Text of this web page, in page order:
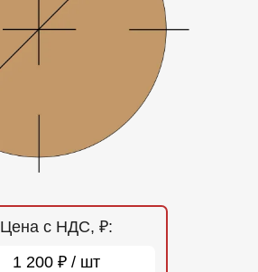
Цена с НДС, ₽:
1 200 ₽ / шт